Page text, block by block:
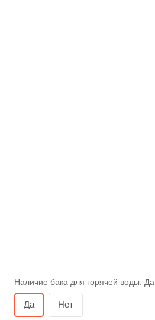
Наличие бака для горячей воды: Да
Да Нет